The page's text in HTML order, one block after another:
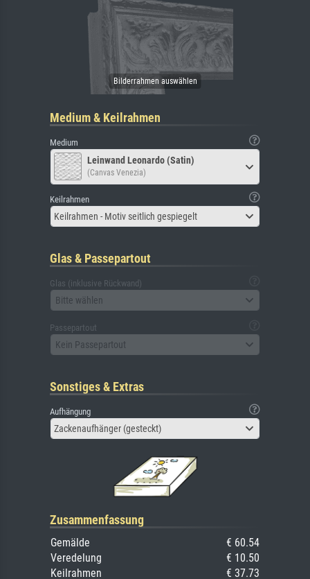
Medium & Keilrahmen
Medium
Leinwand Leonardo (Satin)
(Canvas Venezia)
Keilrahmen
Keilrahmen - Motiv seitlich gespiegelt
Glas & Passepartout
Glas (inklusive Rückwand)
Bitte wählen
Passepartout
Kein Passepartout
Sonstiges & Extras
Aufhängung
Zackenaufhänger (gesteckt)
Zusammenfassung
Gemälde
€ 60.54
Veredelung
€ 10.50
Keilrahmen
€ 37.73